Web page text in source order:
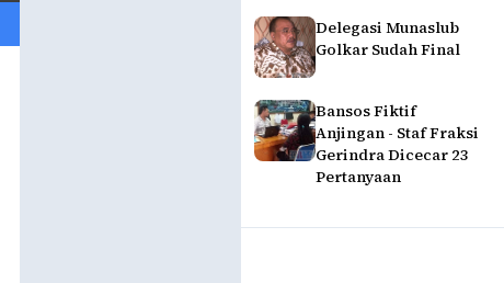
Delegasi Munaslub
Golkar Sudah Final
Bansos Fiktif
Anjingan - Staf Fraksi
Gerindra Dicecar 23
Pertanyaan